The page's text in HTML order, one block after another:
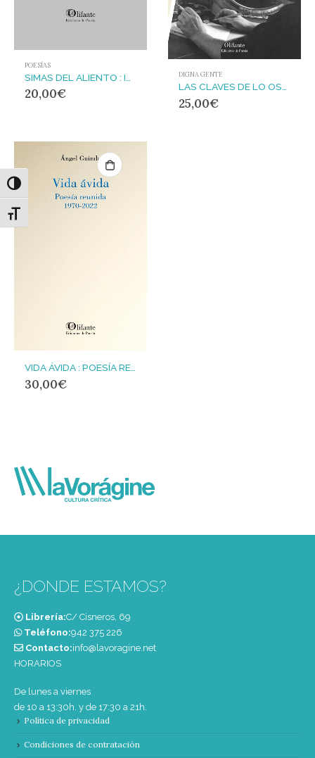
Alternar alto contraste
Alternar tamaño de letra
POESÍAS
20,00€
DIGNA GENTE
LAS CLAVES DE LO OSCURO: Biografía de Ángel Guinda
25,00€
30,00€
¿DONDE ESTAMOS?
Librería:C/ Cisneros, 69
Teléfono:‭942 375 226‬
Contacto:info@lavoragine.net
HORARIOS
De lunes a viernes
de 10 a 13:30h. y de 17:30 a 21h.
Política de privacidad
Condiciones de contratación